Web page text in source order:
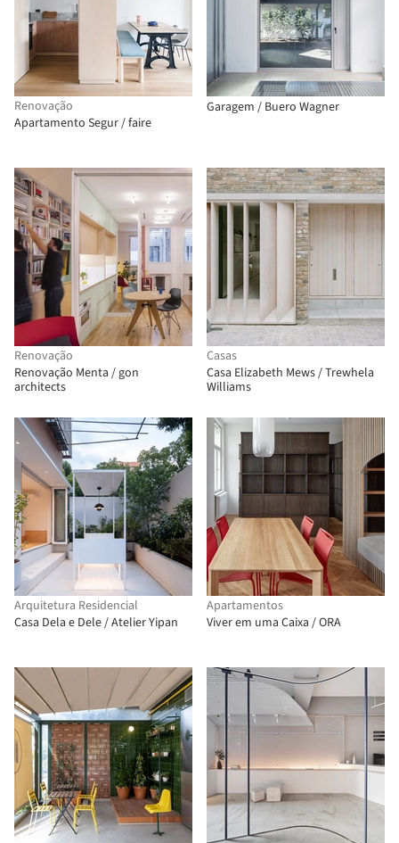
Renovação
Apartamento Segur / faire
Garagem / Buero Wagner
Renovação
Renovação Menta / gon
architects
Casas
Casa Elizabeth Mews / Trewhela
Williams
Arquitetura Residencial
Casa Dela e Dele / Atelier Yipan
Apartamentos
Viver em uma Caixa / ORA